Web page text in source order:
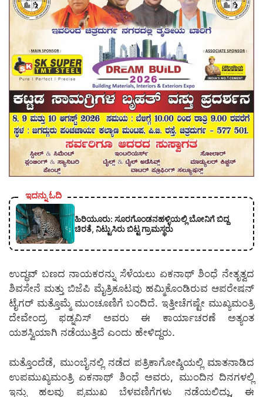
ಇದನ್ನು ಓದಿ
ಹಿರಿಯೂರು: ಸೂರಗೊಂಡನಹಳ್ಳಿಯಲ್ಲಿ ಬೋನಿಗೆ ಬಿದ್ದ
ಚಿರತೆ, ನಿಟ್ಟುಸಿರು ಬಿಟ್ಟ ಗ್ರಾಮಸ್ಥರು
ಉದ್ಧವ್ ಬಣದ ನಾಯಕರನ್ನು ಸೆಳೆಯಲು ಏಕನಾಥ್ ಶಿಂಧೆ ನೇತೃತ್ವದ
ಶಿವಸೇನೆ ಮತ್ತು ಬಿಜೆಪಿ ಮೈತ್ರಿಕೂಟವು ಹಮ್ಮಿಕೊಂಡಿರುವ ಆಪರೇಷನ್
ಟೈಗರ್ ಮತ್ತೊಮ್ಮೆ ಮುಂಚೂಣಿಗೆ ಬಂದಿದೆ. ಇತ್ತೀಚೆಗಷ್ಟೇ ಮುಖ್ಯಮಂತ್ರಿ
ದೇವೇಂದ್ರ ಫಡ್ನವಿಸ್ ಅವರು ಈ ಕಾರ್ಯಾಚರಣೆ ಅತ್ಯಂತ
ಯಶಸ್ವಿಯಾಗಿ ನಡೆಯುತ್ತಿದೆ ಎಂದು ಹೇಳಿದ್ದರು.
ಮತ್ತೊಂದೆಡೆ, ಮುಂಬೈನಲ್ಲಿ ನಡೆದ ಪತ್ರಿಕಾಗೋಷ್ಠಿಯಲ್ಲಿ ಮಾತನಾಡಿದ
ಉಪಮುಖ್ಯಮಂತ್ರಿ ಏಕನಾಥ್ ಶಿಂಧೆ ಅವರು, ಮುಂದಿನ ದಿನಗಳಲ್ಲಿ
ಇನ್ನು ಹಲವು ಪ್ರಮುಖ ಬೆಳವಣಿಗೆಗಳು ನಡೆಯಲಿದ್ದು, ಈ